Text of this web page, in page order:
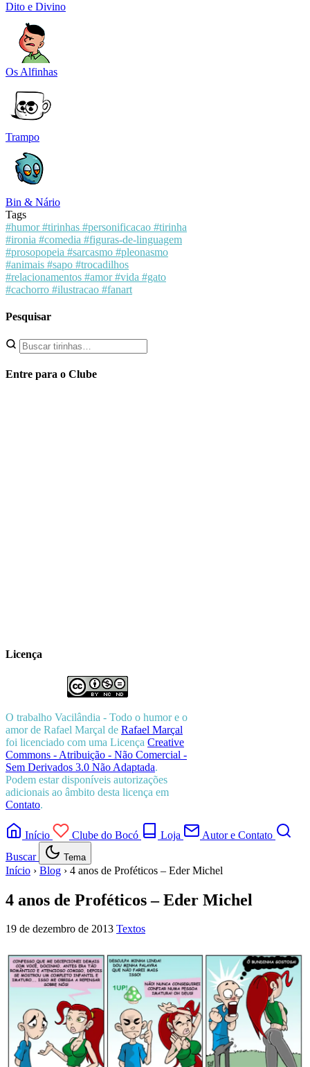
Dito e Divino
Os Alfinhas
Trampo
Bin & Nário
Tags
#humor#tirinhas #personificacao #tirinha
#ironia #comedia #figuras-de-linguagem
#prosopopeia #sarcasmo #pleonasmo
#animais #sapo #trocadilhos
#relacionamentos #amor#vida #gato
#cachorro #ilustracao #fanart
Pesquisar
Entre para o Clube
Licença
O trabalho Vacilândia - Todo o humor e o
amor de Rafael Marçal de Rafael Marçal
foi licenciado com uma Licença Creative
Commons - Atribuição - Não Comercial -
Sem Derivados 3.0 Não Adaptada.
Podem estar disponíveis autorizações
adicionais ao âmbito desta licença em
Contato.
Início Clube do Bocó Loja
Autor e Contato
Buscar
Tema
Início › Blog › 4 anos de Proféticos – Eder Michel
4 anos de Proféticos – Eder Michel
19 de dezembro de 2013 Textos